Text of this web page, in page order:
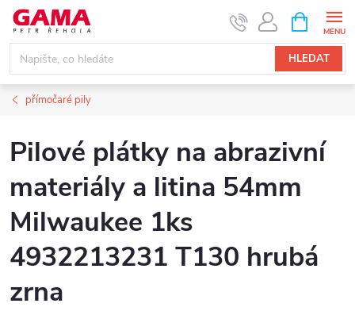
Přejít
obsah
HLEDAT
NÁKUPNÍ
KOŠÍK
přímočaré pily
Pilové plátky na abrazivní
materiály a litina 54mm
Milwaukee 1ks
4932213231 T130 hrubá
zrna